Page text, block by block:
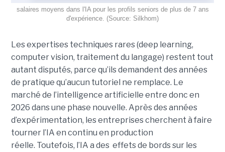
salaires moyens dans l'IA pour les profils seniors de plus de 7 ans
d'expérience. (Source: Silkhom)
Les expertises techniques rares (deep learning,
computer vision, traitement du langage) restent tout
autant disputés, parce qu’ils demandent des années
de pratique qu’aucun tutoriel ne remplace. Le
marché de l’intelligence artificielle entre donc en
2026 dans une phase nouvelle. Après des années
d’expérimentation, les entreprises cherchent à faire
tourner l’IA en continu en production
réelle. Toutefois, l’IA a des effets de bords sur les